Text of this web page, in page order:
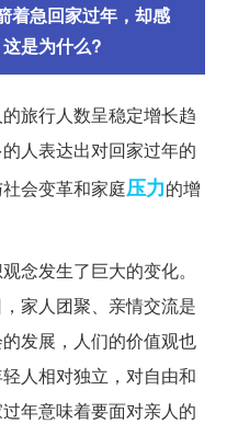
着急回家过年，却感
是为什么?
旅行人数呈稳定增长趋
人表达出对回家过年的
会变革和家庭压力的增
念发生了巨大的变化。
家人团聚、亲情交流是
发展，人们的价值观也
人相对独立，对自由和
年意味着要面对亲人的